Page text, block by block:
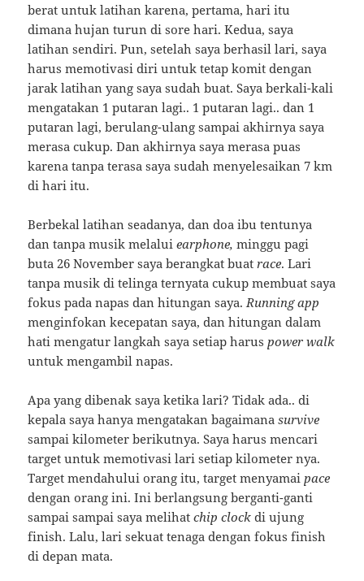
berat untuk latihan karena, pertama, hari itu
dimana hujan turun di sore hari. Kedua, saya
latihan sendiri. Pun, setelah saya berhasil lari, saya
harus memotivasi diri untuk tetap komit dengan
jarak latihan yang saya sudah buat. Saya berkali-kali
mengatakan 1 putaran lagi.. 1 putaran lagi.. dan 1
putaran lagi, berulang-ulang sampai akhirnya saya
merasa cukup. Dan akhirnya saya merasa puas
karena tanpa terasa saya sudah menyelesaikan 7 km
di hari itu.
Berbekal latihan seadanya, dan doa ibu tentunya
dan tanpa musik melaluiearphone, minggu pagi
buta 26 November saya berangkat buatrace. Lari
tanpa musik di telinga ternyata cukup membuat saya
fokus pada napas dan hitungan saya. Running app
menginfokan kecepatan saya, dan hitungan dalam
hati mengatur langkah saya setiap harus power walk
untuk mengambil napas.
Apa yang dibenak saya ketika lari? Tidak ada.. di
kepala saya hanya mengatakan bagaimanasurvive
sampai kilometer berikutnya. Saya harus mencari
target untuk memotivasi lari setiap kilometer nya.
Target mendahului orang itu, target menyamai pace
dengan orang ini. Ini berlangsung berganti-ganti
sampai sampai saya melihatchip clock di ujung
finish. Lalu, lari sekuat tenaga dengan fokus finish
di depan mata.